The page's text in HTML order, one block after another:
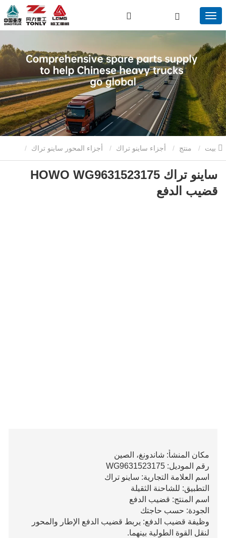
منتج أجزاء ساينو تراك أجزاء المحور ساينو تراك
ساينو تراك HOWO WG9631523175 قضيب الدفع
ساينو تراك HOWO WG9631523175
قضيب الدفع
مكان المنشأ: شاندونغ، الصين
رقم الموديل: WG9631523175
اسم العلامة التجارية: ساينو تراك
التطبيق: للشاحنة الثقيلة
اسم المنتج: قضيب الدفع
الجودة: حسب حاجتك
وظيفة قضيب الدفع: يربط قضيب الدفع الإطار والمحور
لنقل القوة الطولية بينهما.